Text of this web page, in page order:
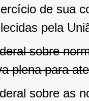
de sua
pela
sobre
plena para
sobre as